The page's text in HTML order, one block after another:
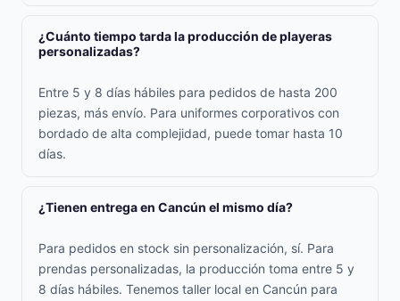
¿Cuánto tiempo tarda la producción de playeras
personalizadas?
Entre 5 y 8 días hábiles para pedidos de hasta 200
piezas, más envío. Para uniformes corporativos con
bordado de alta complejidad, puede tomar hasta 10
días.
¿Tienen entrega en Cancún el mismo día?
Para pedidos en stock sin personalización, sí. Para
prendas personalizadas, la producción toma entre 5 y
8 días hábiles. Tenemos taller local en Cancún para